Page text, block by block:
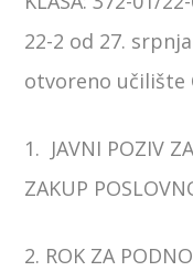
22-2 od 27.
otvoreno učilište
1. JAVNI POZIV
ZAKUP
2. ROK ZA